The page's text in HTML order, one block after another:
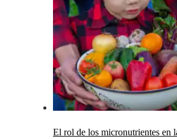
El rol de los micronutrientes en